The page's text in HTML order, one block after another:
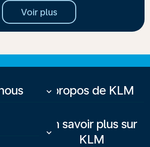
Voir plus
À propos de KLM
keyboard_arrow_down
En savoir plus sur
KLM
keyboard_arrow_down